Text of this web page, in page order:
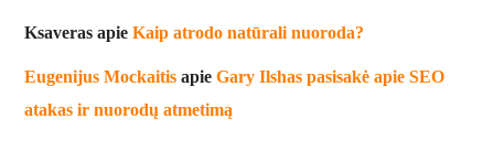
Ksaveras apieKaip atrodo natūrali nuoroda?
Eugenijus Mockaitis apieGary Ilshas pasisakė apie SEO
atakas ir nuorodų atmetimą